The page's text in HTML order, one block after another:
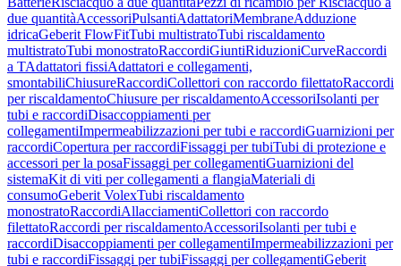
due quantitàAccessoriPulsantiAdattatoriMembraneAdduzione
idricaGeberit FlowFitTubi multistratoTubi riscaldamento
multistratoTubi monostratoRaccordiGiuntiRiduzioniCurveRaccordi
a TAdattatori fissiAdattatori e collegamenti,
smontabiliChiusureRaccordiCollettori con raccordo filettatoRaccordi
per riscaldamentoChiusure per riscaldamentoAccessoriIsolanti per
tubi e raccordiDisaccoppiamenti per
collegamentiImpermeabilizzazioni per tubi e raccordiGuarnizioni per
raccordiCopertura per raccordiFissaggi per tubiTubi di protezione e
accessori per la posaFissaggi per collegamentiGuarnizioni del
sistemaKit di viti per collegamenti a flangiaMateriali di
consumoGeberit VolexTubi riscaldamento
monostratoRaccordiAllacciamentiCollettori con raccordo
filettatoRaccordi per riscaldamentoAccessoriIsolanti per tubi e
raccordiDisaccoppiamenti per collegamentiImpermeabilizzazioni per
tubi e raccordiFissaggi per tubiFissaggi per collegamentiGeberit